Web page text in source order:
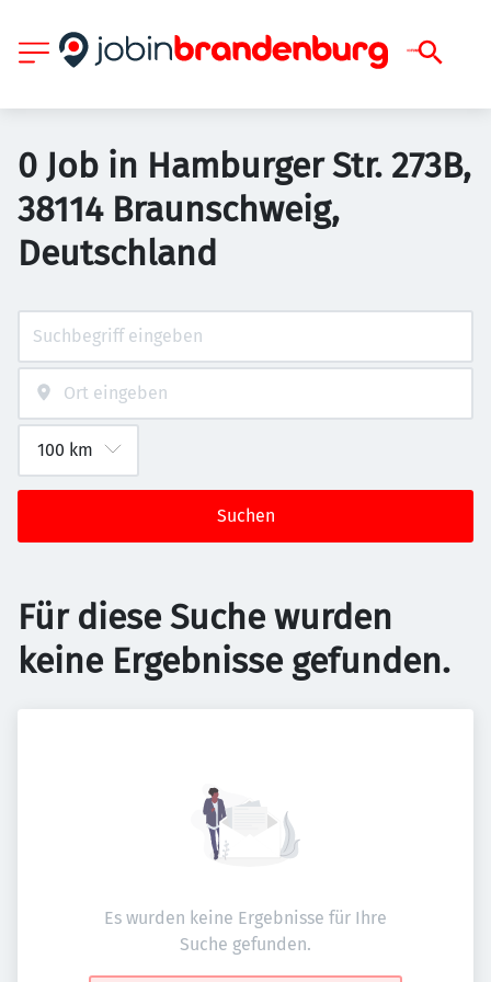
0 Job in Hamburger Str. 273B,
38114 Braunschweig,
Deutschland
Suchen
Für diese Suche wurden
keine Ergebnisse gefunden.
Es wurden keine Ergebnisse für Ihre
Suche gefunden.